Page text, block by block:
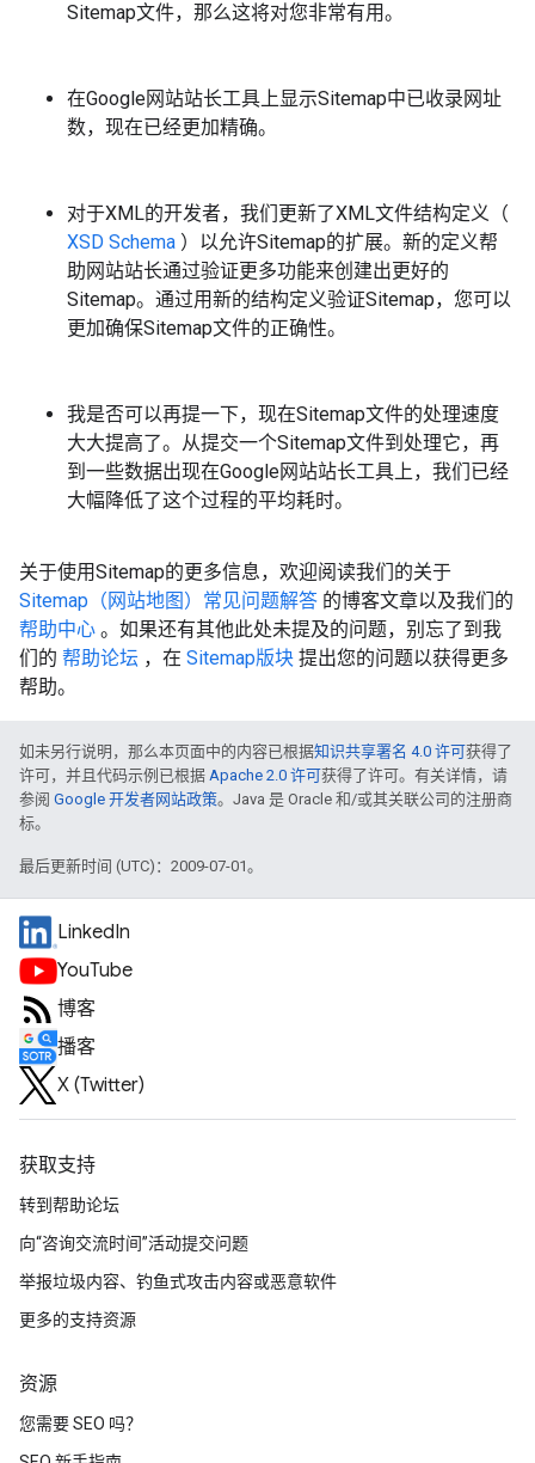
Sitemap文件，那么这将对您非常有用。
在Google网站站长工具上显示Sitemap中已收录网址
数，现在已经更加精确。
对于XML的开发者，我们更新了XML文件结构定义（
XSD Schema ）以允许Sitemap的扩展。新的定义帮
助网站站长通过验证更多功能来创建出更好的
Sitemap。通过用新的结构定义验证Sitemap，您可以
更加确保Sitemap文件的正确性。
我是否可以再提一下，现在Sitemap文件的处理速度
大大提高了。从提交一个Sitemap文件到处理它，再
到一些数据出现在Google网站站长工具上，我们已经
大幅降低了这个过程的平均耗时。
关于使用Sitemap的更多信息，欢迎阅读我们的关于
Sitemap（网站地图）常见问题解答 的博客文章以及我们的
帮助中心 。如果还有其他此处未提及的问题，别忘了到我
们的 帮助论坛 ，在 Sitemap版块 提出您的问题以获得更多
帮助。
如未另行说明，那么本页面中的内容已根据知识共享署名 4.0 许可获得了
许可，并且代码示例已根据 Apache 2.0 许可获得了许可。有关详情，请
参阅 Google 开发者网站政策。Java 是 Oracle 和/或其关联公司的注册商
标。
最后更新时间 (UTC)：2009-07-01。
LinkedIn
YouTube
博客
播客
X (Twitter)
获取支持
转到帮助论坛
向“咨询交流时间”活动提交问题
举报垃圾内容、钓鱼式攻击内容或恶意软件
更多的支持资源
资源
您需要 SEO 吗？